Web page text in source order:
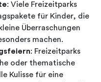
: Viele Freizeitparks
für Kinder, die
Überraschungen
machen.
: Freizeitparks
oder thematische
Kulisse für eine